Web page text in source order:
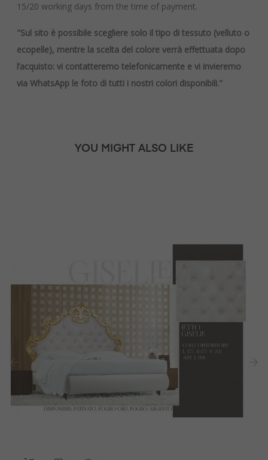
15/20 working days from the time of payment.
"Sul sito è possibile scegliere solo il tipo di tessuto (velluto o
ecopelle), mentre la scelta del colore verrà effettuata dopo
l’acquisto: vi contatteremo telefonicamente e vi invieremo
via WhatsApp le foto di tutti i nostri colori disponibili."
YOU MIGHT ALSO LIKE